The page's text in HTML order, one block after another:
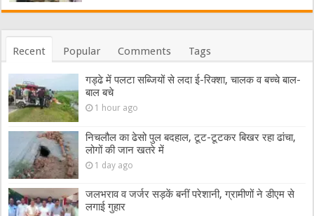
Recent Popular Comments Tags
गड्ढे में पलटा सब्जियों से लदा ई-रिक्शा, चालक व बच्चे बाल-
बाल बचे
1 hour ago
निचलौल का ढेसो पुल बदहाल, टूट-टूटकर बिखर रहा ढांचा,
लोगों की जान खतरे में
1 day ago
जलभराव व जर्जर सड़कें बनीं परेशानी, ग्रामीणों ने डीएम से
लगाई गुहार